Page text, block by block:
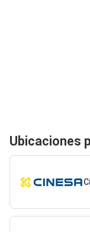
Ubicaciones